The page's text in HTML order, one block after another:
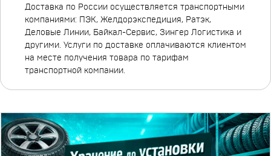
Доставка по России осуществляется транспортными
компаниями: ПЭК, Желдорэкспедиция, Ратэк,
Деловые Линии, Байкал-Сервис, Зингер Логистика и
другими. Услуги по доставке оплачиваются клиентом
на месте получения товара по тарифам
транспортной компании.